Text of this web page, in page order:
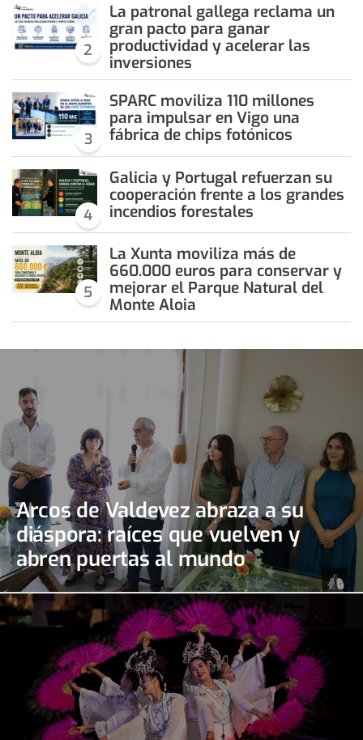
2
La patronal gallega reclama un
gran pacto para ganar
productividad y acelerar las
inversiones
3
SPARC moviliza 110 millones
para impulsar en Vigo una
fábrica de chips fotónicos
4
Galicia y Portugal refuerzan su
cooperación frente a los grandes
incendios forestales
5
La Xunta moviliza más de
660.000 euros para conservar y
mejorar el Parque Natural del
Monte Aloia
Arcos de Valdevez abraza a su
diáspora: raíces que vuelven y
abren puertas al mundo